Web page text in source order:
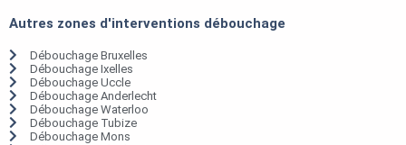
Autres zones d'interventions débouchage
Débouchage Bruxelles
Débouchage Ixelles
Débouchage Uccle
Débouchage Anderlecht
Débouchage Waterloo
Débouchage Tubize
Débouchage Mons